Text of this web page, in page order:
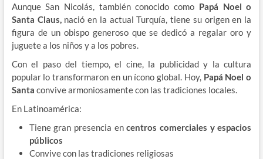
Aunque San Nicolás, también conocido como Papá Noel o
Santa Claus,nació en la actual Turquía, tiene su origen en la
figura de un obispo generoso que se dedicó a regalar oro y
juguete a los niños y a los pobres.
Con el paso del tiempo, el cine, la publicidad y la cultura
popular lo transformaron en un ícono global. Hoy, Papá Noel o
Santa convive armoniosamente con las tradiciones locales.
En Latinoamérica:
Tiene gran presencia encentros comerciales y espacios
públicos
Convive con las tradiciones religiosas